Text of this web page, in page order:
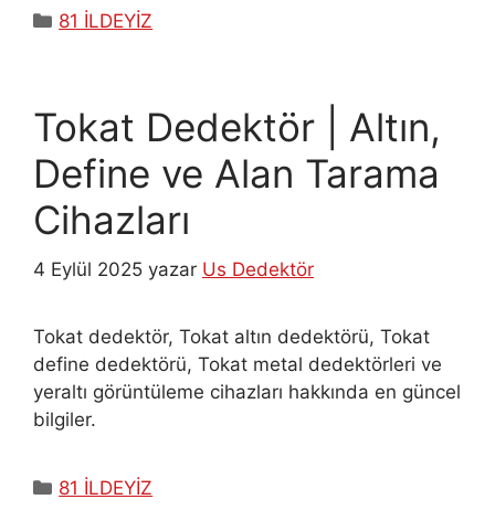
Kategoriler
81 İLDEYİZ
Tokat Dedektör | Altın,
Define ve Alan Tarama
Cihazları
4 Eylül 2025 yazar Us Dedektör
Tokat dedektör, Tokat altın dedektörü, Tokat
define dedektörü, Tokat metal dedektörleri ve
yeraltı görüntüleme cihazları hakkında en güncel
bilgiler.
Kategoriler
81 İLDEYİZ